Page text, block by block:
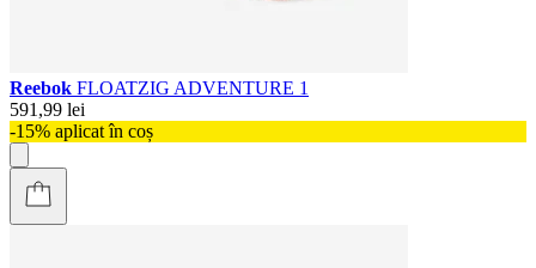
Reebok FLOATZIG ADVENTURE 1
591,99 lei
-15% aplicat în coș